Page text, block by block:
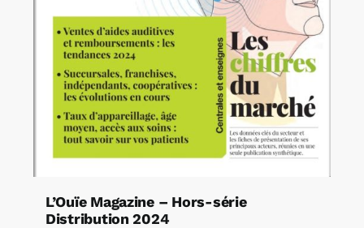
L’Ouïe Magazine – Hors-série
Distribution 2024